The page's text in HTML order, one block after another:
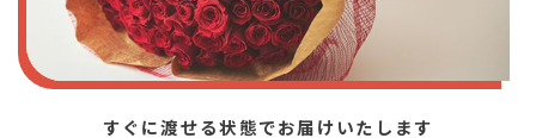
すぐに渡せる状態でお届けいたします